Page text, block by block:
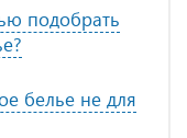
подобрать
белье не для